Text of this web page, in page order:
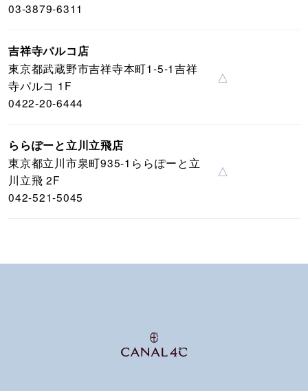
03-3879-6311
吉祥寺パルコ店
東京都武蔵野市吉祥寺本町1-5-1吉祥
寺パルコ 1F
0422-20-6444
△
ららぽーと立川立飛店
東京都立川市泉町935-1ららぽーと立
川立飛 2F
042-521-5045
△